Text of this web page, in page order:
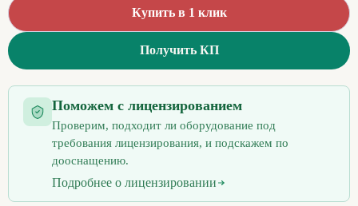
Купить в 1 клик
Получить КП
Поможем с лицензированием
Проверим, подходит ли оборудование под
требования лицензирования, и подскажем по
дооснащению.
Подробнее о лицензировании